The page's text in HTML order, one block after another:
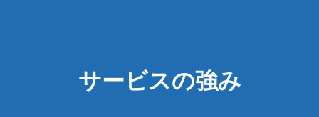
サービスの強み